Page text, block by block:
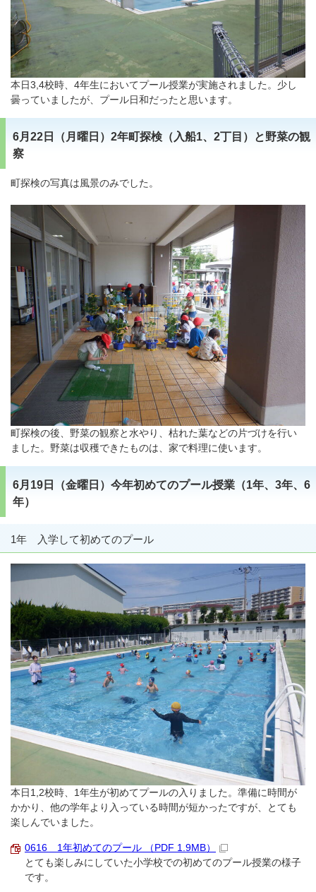
本日3,4校時、4年生においてプール授業が実施されました。少し
曇っていましたが、プール日和だったと思います。
6月22日（月曜日）2年町探検（入船1、2丁目）と野菜の観
察
町探検の写真は風景のみでした。
町探検の後、野菜の観察と水やり、枯れた葉などの片づけを行い
ました。野菜は収穫できたものは、家で料理に使います。
6月19日（金曜日）今年初めてのプール授業（1年、3年、6
年）
1年 入学して初めてのプール
本日1,2校時、1年生が初めてプールの入りました。準備に時間が
かかり、他の学年より入っている時間が短かったですが、とても
楽しんでいました。
0616 1年初めてのプール （PDF 1.9MB）
とても楽しみにしていた小学校での初めてのプール授業の様子
です。